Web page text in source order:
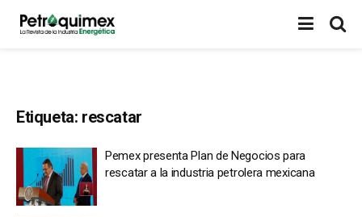
Etiqueta: rescatar
Pemex presenta Plan de Negocios para
rescatar a la industria petrolera mexicana